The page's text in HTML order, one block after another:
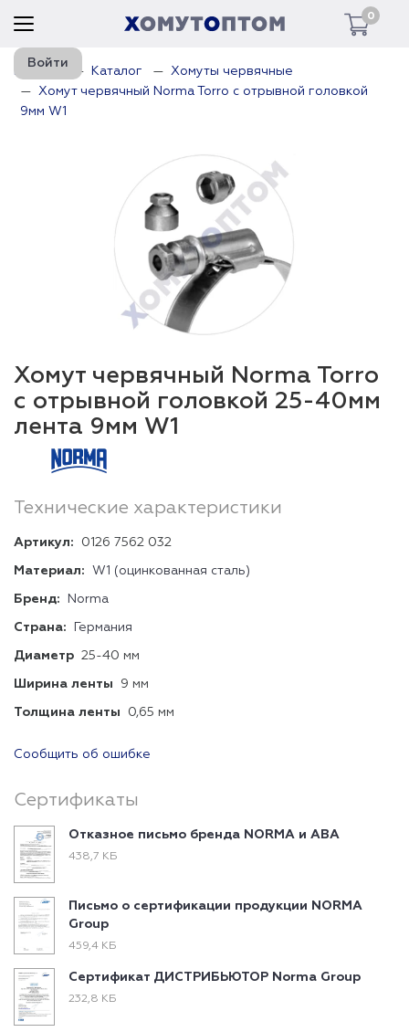
0
Войти
Главная Каталог
Хомуты червячные
Хомут червячный Norma Torro с отрывной головкой
9мм W1
Хомут червячный Norma Torro
с отрывной головкой 25-40мм
лента 9мм W1
Технические характеристики
Артикул: 0126 7562 032
Материал: W1 (оцинкованная сталь)
Бренд: Norma
Страна: Германия
Диаметр 25-40 мм
Ширина ленты 9 мм
Толщина ленты 0,65 мм
Сообщить об ошибке
Сертификаты
Отказное письмо бренда NORMA и ABA
438,7 КБ
Письмо о сертификации продукции NORMA
Group
459,4 КБ
Сертификат ДИСТРИБЬЮТОР Norma Group
232,8 КБ